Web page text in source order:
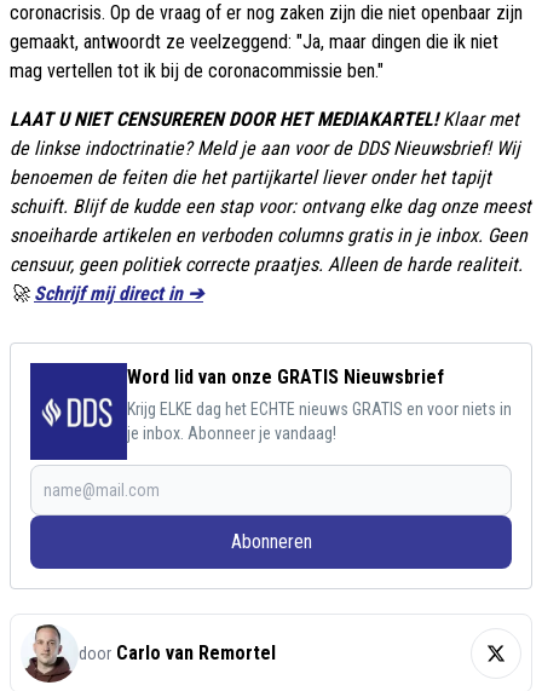
coronacrisis. Op de vraag of er nog zaken zijn die niet openbaar zijn
gemaakt, antwoordt ze veelzeggend: "Ja, maar dingen die ik niet
mag vertellen tot ik bij de coronacommissie ben."
LAAT U NIET CENSUREREN DOOR HET MEDIAKARTEL! Klaar met
de linkse indoctrinatie? Meld je aan voor de DDS Nieuwsbrief! Wij
benoemen de feiten die het partijkartel liever onder het tapijt
schuift. Blijf de kudde een stap voor: ontvang elke dag onze meest
snoeiharde artikelen en verboden columns gratis in je inbox. Geen
censuur, geen politiek correcte praatjes. Alleen de harde realiteit.
🚀 Schrijf mij direct in ➔
Word lid van onze GRATIS Nieuwsbrief
Krijg ELKE dag het ECHTE nieuws GRATIS en voor niets in
je inbox. Abonneer je vandaag!
Abonneren
door Carlo van Remortel